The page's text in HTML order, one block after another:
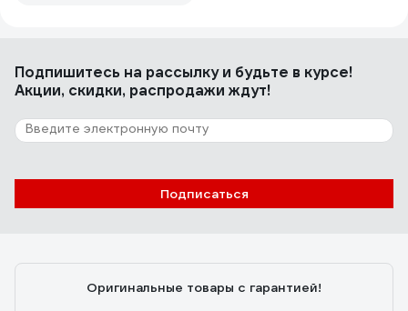
Подпишитесь на рассылкуи будьте в курсе!
Акции, скидки, распродажи ждут!
Подписаться
Оригинальные товары с гарантией!